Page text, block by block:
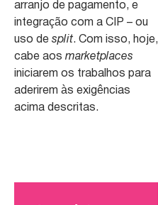
arranjo de pagamento, e
integração com a CIP – ou
uso de split. Com isso, hoje,
cabe aos marketplaces
iniciarem os trabalhos para
aderirem às exigências
acima descritas.